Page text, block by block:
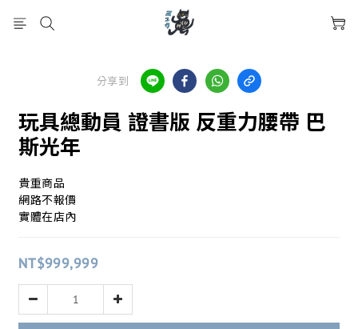
分享到
玩具總動員 證書版 反重力腰帶 巴
斯光年
貴重商品
網路不報價
實體在店內
NT$999,999